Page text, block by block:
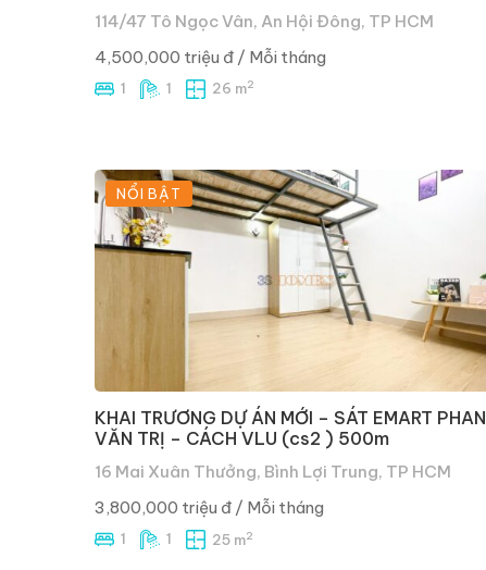
114/47 Tô Ngọc Vân, An Hội Đông, TP HCM
4,500,000 triệu đ / Mỗi tháng
1 1 26 m2
NỔI BẬT
KHAI TRƯƠNG DỰ ÁN MỚI – SÁT EMART PHAN
VĂN TRỊ – CÁCH VLU (cs2 ) 500m
16 Mai Xuân Thưởng, Bình Lợi Trung, TP HCM
3,800,000 triệu đ / Mỗi tháng
1 1 25 m2